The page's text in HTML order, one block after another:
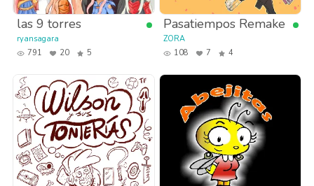
las 9 torres
ryansagara
791
20 5
Pasatiempos Remake
ZORA
108
7 4